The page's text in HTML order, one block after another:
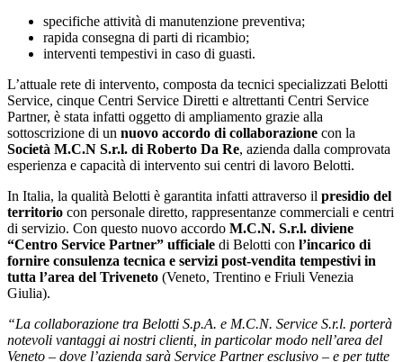
specifiche attività di manutenzione preventiva;
rapida consegna di parti di ricambio;
interventi tempestivi in caso di guasti.
L’attuale rete di intervento, composta da tecnici specializzati Belotti
Service, cinque Centri Service Diretti e altrettanti Centri Service
Partner, è stata infatti oggetto di ampliamento grazie alla
sottoscrizione di un nuovo accordo di collaborazione con la
Società M.C.N S.r.l. di Roberto Da Re, azienda dalla comprovata
esperienza e capacità di intervento sui centri di lavoro Belotti.
In Italia, la qualità Belotti è garantita infatti attraverso il presidio del
territorio con personale diretto, rappresentanze commerciali e centri
di servizio. Con questo nuovo accordo M.C.N. S.r.l. diviene
“Centro Service Partner” ufficiale di Belotti con l’incarico di
fornire consulenza tecnica e servizi post-vendita tempestivi in
tutta l’area del Triveneto (Veneto, Trentino e Friuli Venezia
Giulia).
“La collaborazione tra Belotti S.p.A. e M.C.N. Service S.r.l. porterà
notevoli vantaggi ai nostri clienti, in particolar modo nell’area del
Veneto – dove l’azienda sarà Service Partner esclusivo – e per tutte